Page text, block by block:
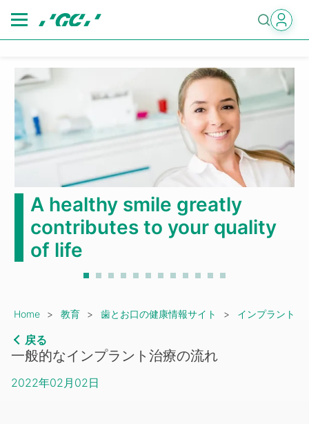
main
A healthy smile greatly
contributes to your quality
of life
Breadcrumb
Home 教育 歯とお口の健康情報サイト インプラント
戻る
一般的なインプラント治療の流れ
2022年02月02日